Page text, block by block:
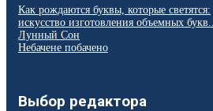
Как рождаются буквы, которые светятся:
искусство изготовления объемных букв...
Лунный Сон
Небачене побачено
Выбор редактора